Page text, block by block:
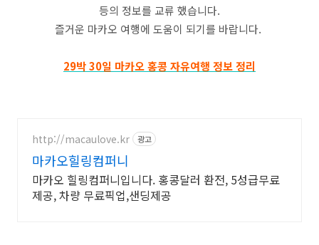
등의 정보를 교류 했습니다.
즐거운 마카오 여행에 도움이 되기를 바랍니다.
29박 30일 마카오 홍콩 자유여행 정보 정리
http://macaulove.kr 광고
마카오힐링컴퍼니
마카오 힐링컴퍼니입니다. 홍콩달러 환전, 5성급무료
제공, 차량 무료픽업,샌딩제공